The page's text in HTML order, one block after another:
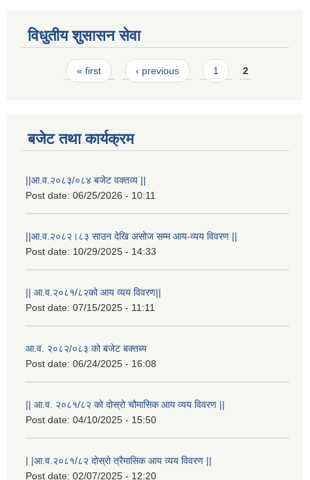
विधुतीय शुसासन सेवा
Pages« first ‹ previous 1 2
बजेट तथा कार्यक्रम
||आ.व.२०८३/०८४ बजेट वक्तव्य ||
Post date: 06/25/2026 - 10:11
||आ.व.२०८२।८३ साउन देखि असोज सम्म आय-व्यय विवरण ||
Post date: 10/29/2025 - 14:33
|| आ.व.२०८१/८२को आय व्यय विवरण||
Post date: 07/15/2025 - 11:11
आ.व. २०८२/०८३ को बजेट बक्तब्य
Post date: 06/24/2025 - 16:08
|| आ.व. २०८१/८२ को दोस्रो चौमासिक आय व्यय विवरण ||
Post date: 04/10/2025 - 15:50
| |आ.व.२०८१/८२ दोस्रो त्रैमासिक आय व्यय विवरण ||
Post date: 02/07/2025 - 12:20